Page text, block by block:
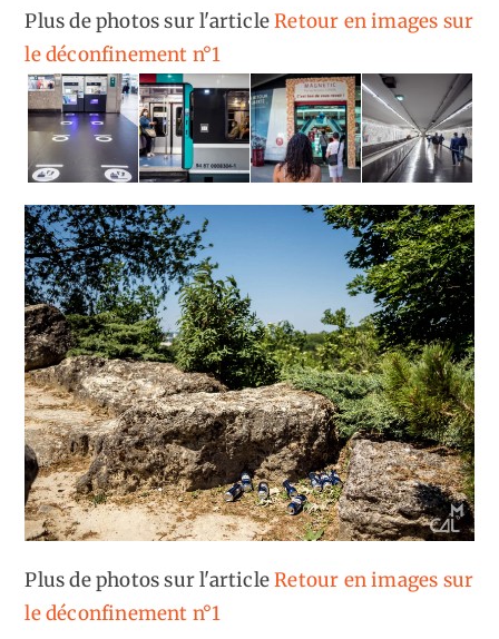
Plus de photos sur l'articleRetour en images sur
le déconfinement n°1
Plus de photos sur l'articleRetour en images sur
le déconfinement n°1